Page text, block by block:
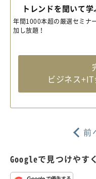
トレンドを聞いて学
年間1000本超の厳選セミナ
加し放題！
ビジネス
前
Googleで見つけやすく